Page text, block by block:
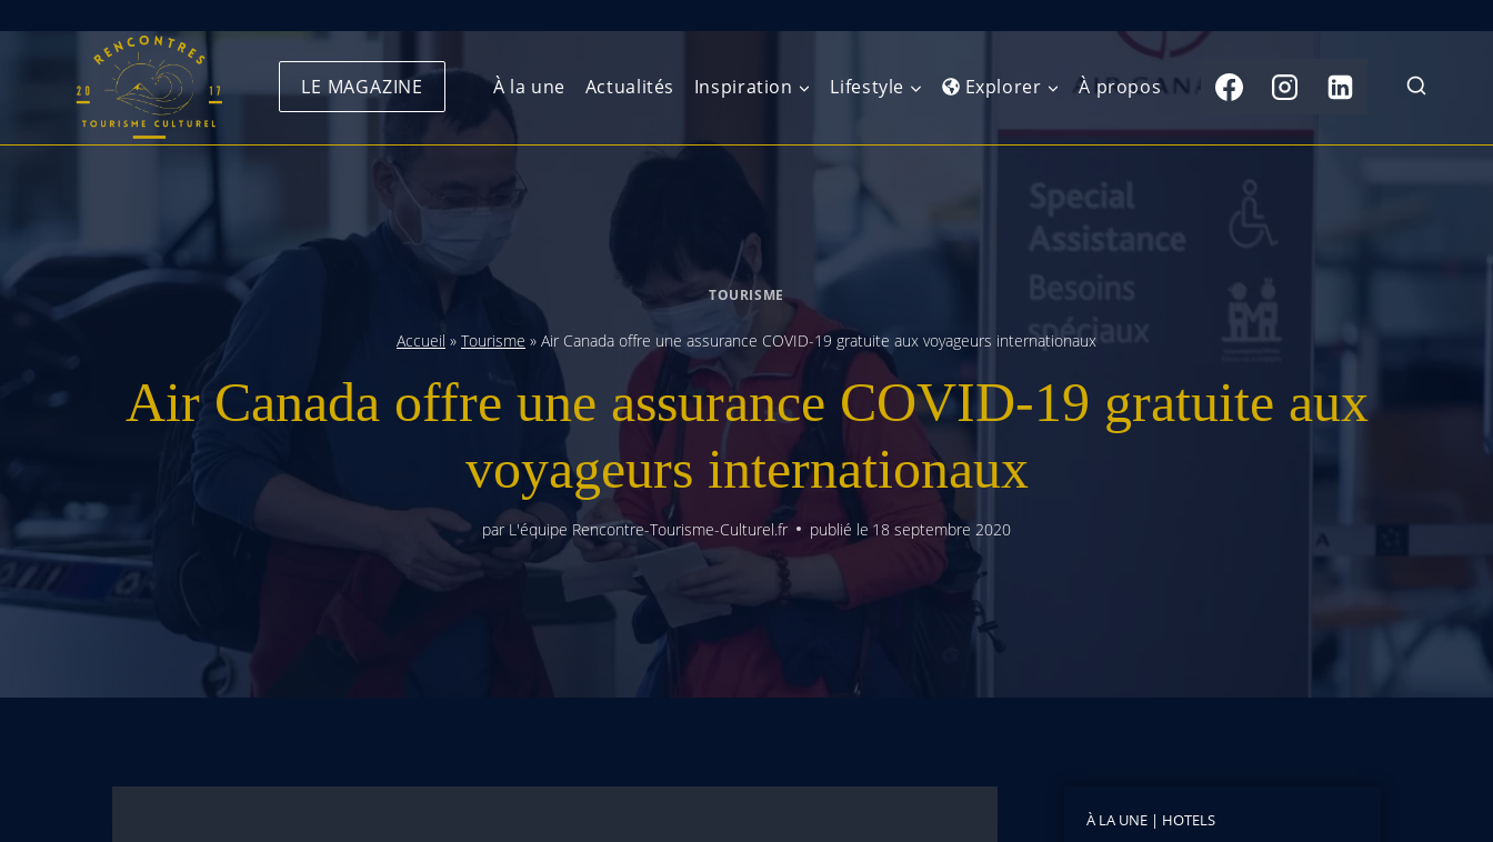
LE MAGAZINE À la une Actualités Inspiration Lifestyle Explorer
Europe du Nord
Europe de l’Est
Balkans
Amérique centrale
Afrique de l’Est
Afrique australe
indien
Asie du Sud-Est
Extrême-Orient
À propos
TOURISME
Accueil » Tourisme » Air Canada offre une assurance COVID-19 gratuite aux voyageurs internationaux
Air Canada offre une assurance COVID-19 gratuite aux
voyageurs internationaux
parL'équipe Rencontre-Tourisme-Culturel.fr publié le 18 septembre 2020
À LA UNE| HOTELS